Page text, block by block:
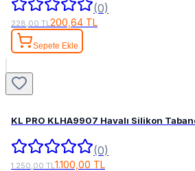
(0)
228,00 TL200,64 TL
Sepete Ekle
KL PRO KLHA9907 Havalı Silikon
(0)
1.250,00 TL 1.100,00 TL